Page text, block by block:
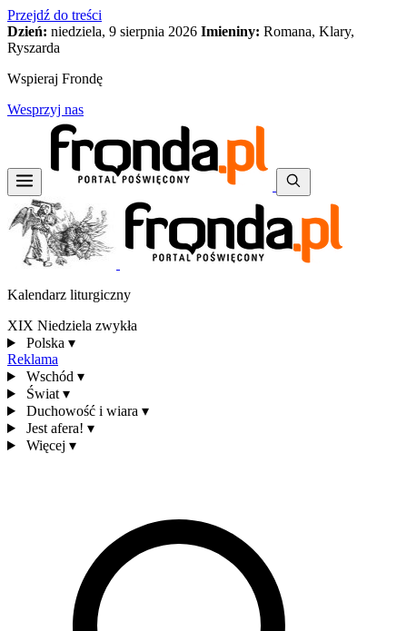
Przejdź do treści
Dzień: niedziela, 9 sierpnia 2026 Imieniny: Romana, Klary,
Ryszarda
Wspieraj Frondę
Wesprzyj nas
Kalendarz liturgiczny
XIX Niedziela zwykła
Polska ▾
Reklama
Wschód ▾
Świat ▾
Duchowość i wiara ▾
Jest afera! ▾
Więcej ▾